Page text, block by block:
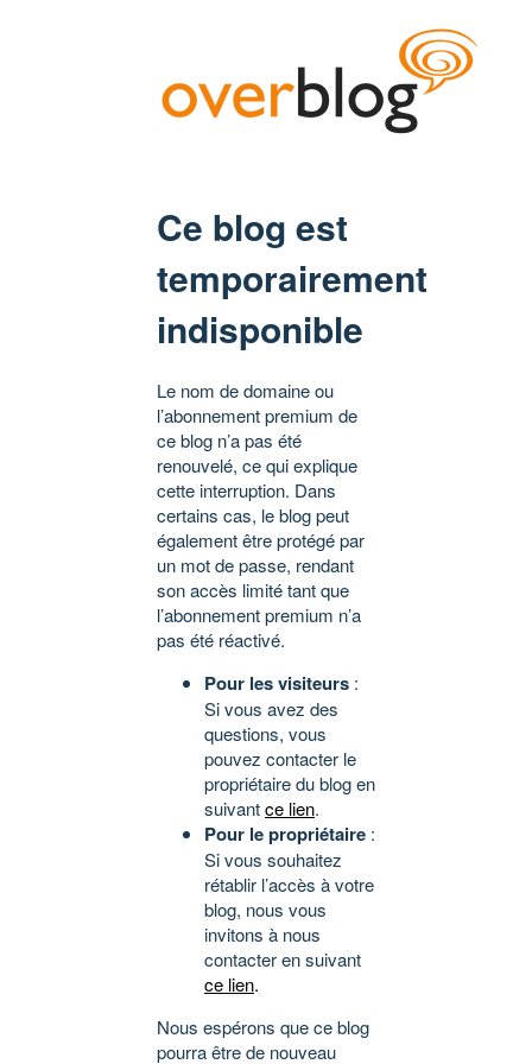
Ce blog est
temporairement
indisponible
Le nom de domaine ou
l’abonnement premium de
ce blog n’a pas été
renouvelé, ce qui explique
cette interruption. Dans
certains cas, le blog peut
également être protégé par
un mot de passe, rendant
son accès limité tant que
l’abonnement premium n’a
pas été réactivé.
Pour les visiteurs :
Si vous avez des
questions, vous
pouvez contacter le
propriétaire du blog en
suivantce lien.
Pour le propriétaire :
Si vous souhaitez
rétablir l’accès à votre
blog, nous vous
invitons à nous
contacter en suivant
ce lien.
Nous espérons que ce blog
pourra être de nouveau